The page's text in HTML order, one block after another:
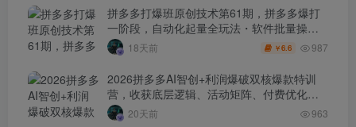
拼多多打爆班原创技术第61期，拼多多爆打
一阶段，自动化起量全玩法・软件批量操
作・投产优化・大促矩阵实战课
18天前 ￥6.6 987
2026拼多多AI智创+利润爆破双核爆款特训
营，收获底层逻辑、活动矩阵、付费优化、
0-1打爆SOP
20天前 963